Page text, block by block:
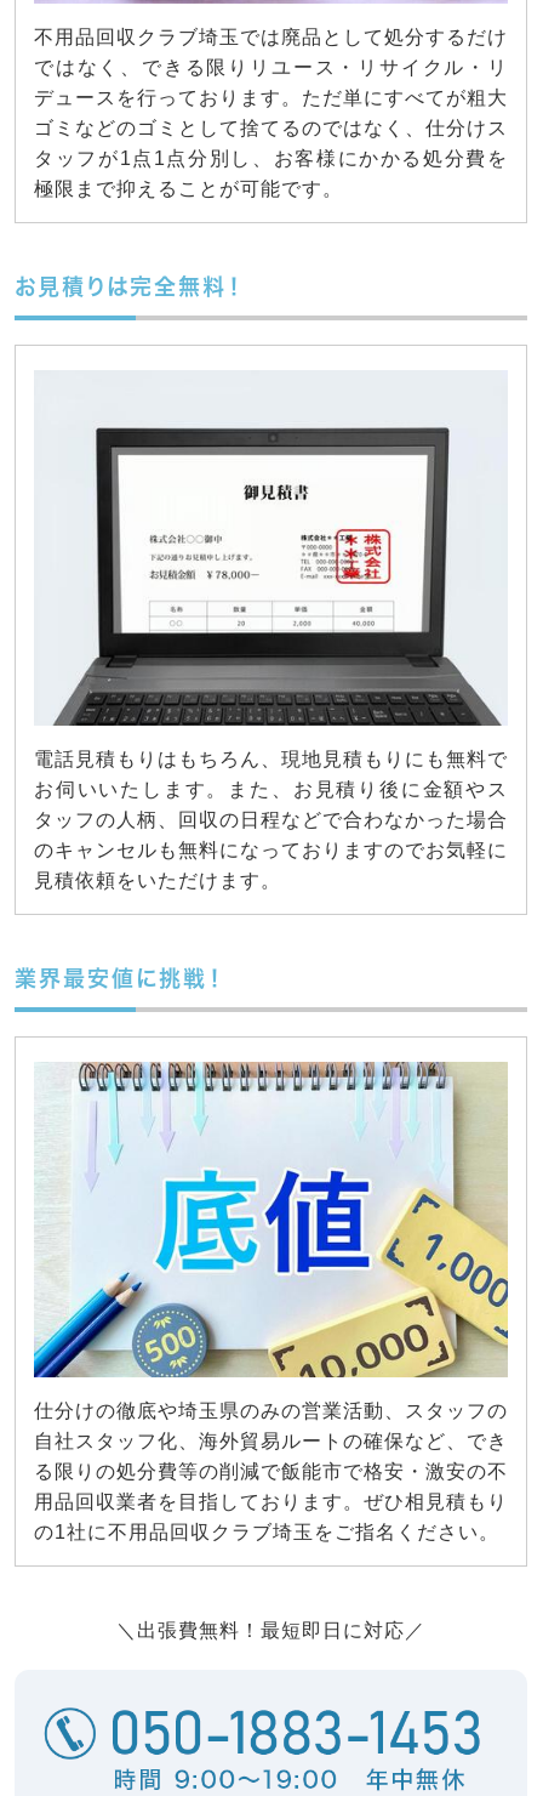
不用品回収クラブ埼玉では廃品として処分するだけ
ではなく、できる限りリユース・リサイクル・リ
デュースを行っております。ただ単にすべてが粗大
ゴミなどのゴミとして捨てるのではなく、仕分けス
タッフが1点1点分別し、お客様にかかる処分費を
極限まで抑えることが可能です。
お見積りは完全無料！
電話見積もりはもちろん、現地見積もりにも無料で
お伺いいたします。また、お見積り後に金額やス
タッフの人柄、回収の日程などで合わなかった場合
のキャンセルも無料になっておりますのでお気軽に
見積依頼をいただけます。
業界最安値に挑戦！
仕分けの徹底や埼玉県のみの営業活動、スタッフの
自社スタッフ化、海外貿易ルートの確保など、でき
る限りの処分費等の削減で飯能市で格安・激安の不
用品回収業者を目指しております。ぜひ相見積もり
の1社に不用品回収クラブ埼玉をご指名ください。
＼出張費無料！最短即日に対応／